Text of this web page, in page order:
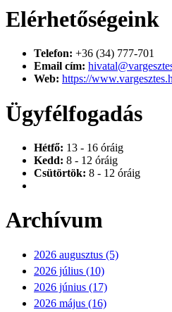
Elérhetőségeink
Telefon: +36 (34) 777-701
Email cím:
Web: https://
Ügyfélfogadás
Hétfő: 13 - 16 óráig
Kedd: 8 - 12 óráig
Csütörtök: 8 - 12 óráig
Archívum
2026 augusztus (5)
2026 július (10)
2026 június (17)
2026 május (16)